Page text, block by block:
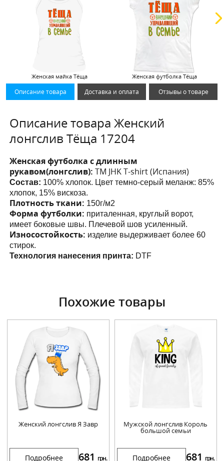
Женская майка Тёща Женская футболка Тёща
Описание товара Доставка и оплата Отзывы о товаре
Описание товара Женский
лонгслив Тёща 17204
Женская футболка с длинным
рукавом(лонгслив):ТМ JHK T-shirt (Испания)
Состав: 100% хлопок. Цвет темно-серый меланж: 85%
хлопок, 15% вискоза.
Плотность ткани: 150г/м2
Форма футболки: приталенная, круглый ворот,
имеет боковые швы. Плечевой шов усиленный.
Износостойкость: изделие выдерживает более 60
стирок.
Технология нанесения принта: DTF
Похожие товары
Женский лонгслив Я Завр
Подробнее 681 грн.
Мужской лонгслив Король
большой семьи
Подробнее 681 грн.